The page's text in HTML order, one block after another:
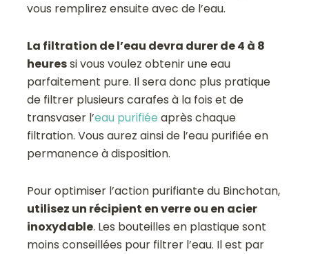
vous remplirez ensuite avec de l’eau.
La filtration de l’eau devra durer de 4 à 8
heuressi vous voulez obtenir une eau
parfaitement pure. Il sera donc plus pratique
de filtrer plusieurs carafes à la fois et de
transvaser l’eau purifiée après chaque
filtration. Vous aurez ainsi de l’eau purifiée en
permanence à disposition.
Pour optimiser l’action purifiante du Binchotan,
utilisez un récipient en verre ou en acier
inoxydable. Les bouteilles en plastique sont
moins conseillées pour filtrer l’eau. Il est par